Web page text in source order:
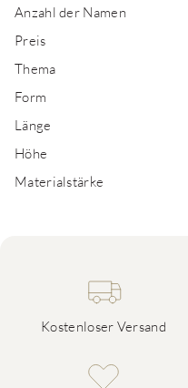
Anzahl der Namen
Preis
Thema
Form
Länge
Höhe
Materialstärke
Kostenloser Versand